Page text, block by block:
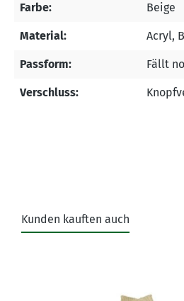
Farbe: Beige
Material: Acryl,
Passform: Fällt
Verschluss:
Kunden kauften auch